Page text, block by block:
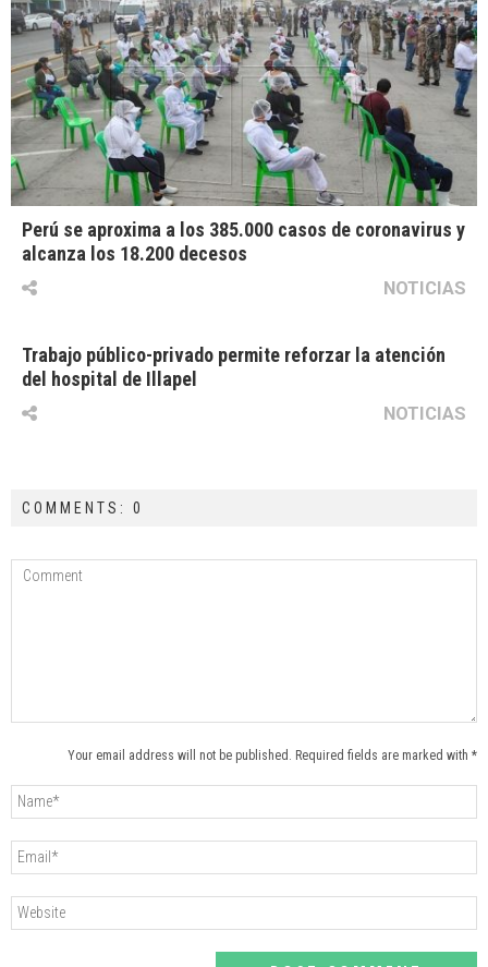
Perú se aproxima a los 385.000 casos de coronavirus y
alcanza los 18.200 decesos
NOTICIAS
Trabajo público-privado permite reforzar la atención
del hospital de Illapel
NOTICIAS
COMMENTS: 0
Your email address will not be published. Required fields are marked with *